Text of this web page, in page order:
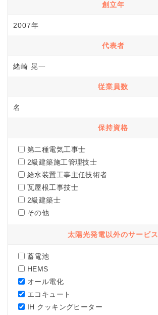
創立年
2007年
代表者
緒崎 晃一
従業員数
名
保持資格
第二種電気工事士
2級建築施工管理技士
給水装置工事主任技術者
瓦屋根工事技士
2級建築士
その他
太陽光発電以外のサービス
蓄電池
HEMS
オール電化
エコキュート
IH クッキングヒーター